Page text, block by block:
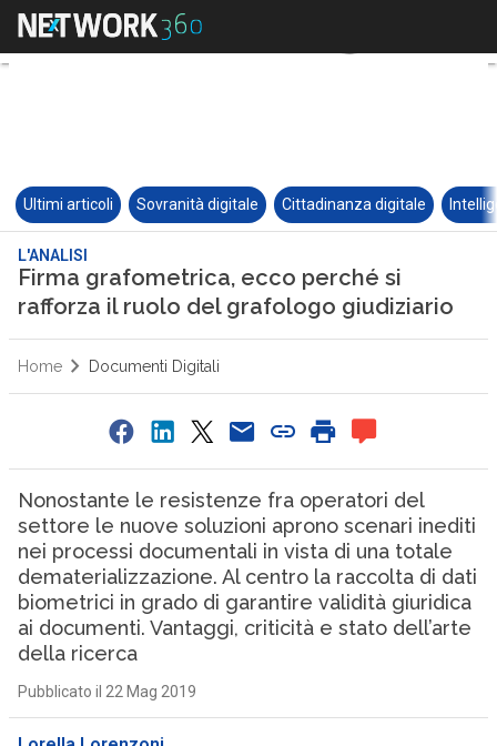
Ultimi articoli Sovranità digitale Cittadinanza digitale
L'ANALISI
Firma grafometrica, ecco perché si
rafforza il ruolo del grafologo giudiziario
Home Documenti Digitali
Nonostante le resistenze fra operatori del
settore le nuove soluzioni aprono scenari inediti
nei processi documentali in vista di una totale
dematerializzazione. Al centro la raccolta di dati
biometrici in grado di garantire validità giuridica
ai documenti. Vantaggi, criticità e stato dell’arte
della ricerca
Pubblicato il 22 Mag 2019